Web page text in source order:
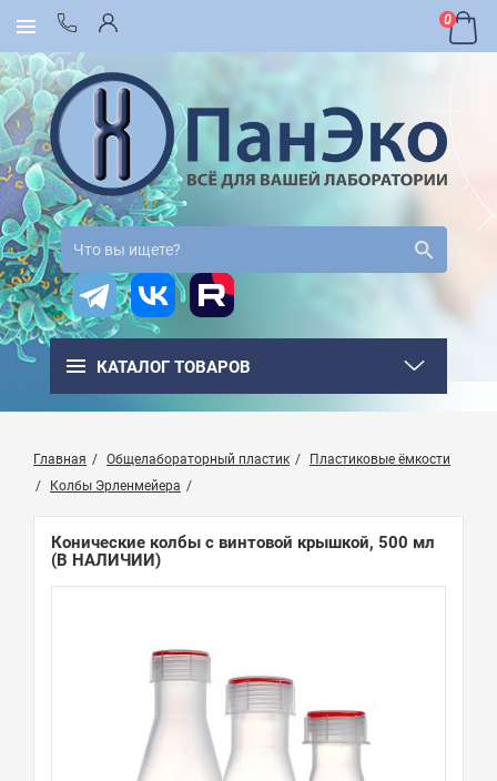
0
КАТАЛОГ ТОВАРОВ
Главная Общелабораторный пластик
Пластиковые ёмкости
Колбы Эрленмейера
Конические колбы с винтовой крышкой, 500 мл
(В НАЛИЧИИ)